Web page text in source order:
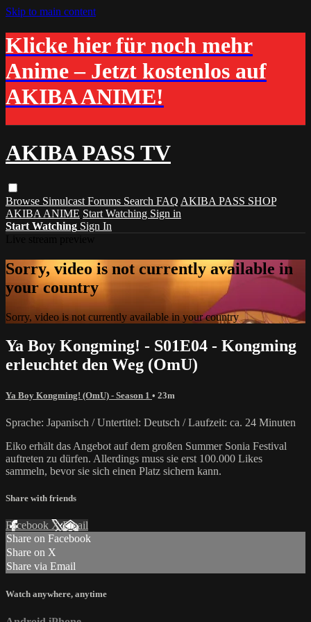
Skip to main content
Klicke hier für noch mehr
Anime – Jetzt kostenlos auf
AKIBA ANIME!
AKIBA PASS TV
Browse Simulcast Forums Search FAQ AKIBA PASS SHOP
AKIBA ANIME Start Watching Sign in
Start Watching Sign In
Sorry, video is not currently available in
your country
Sorry, video is not currently available in your country
Ya Boy Kongming! - S01E04 - Kongming
erleuchtet den Weg (OmU)
Ya Boy Kongming! (OmU) - Season 1 • 23m
Sprache: Japanisch / Untertitel: Deutsch / Laufzeit: ca. 24 Minuten
Eiko erhält das Angebot auf dem großen Summer Sonia Festival
auftreten zu dürfen. Allerdings muss sie erst 100.000 Likes
sammeln, bevor sie sich einen Platz sichern kann.
Share with friends
Facebook XEmail
Share on Facebook
Share on X
Share via Email
Watch anywhere, anytime